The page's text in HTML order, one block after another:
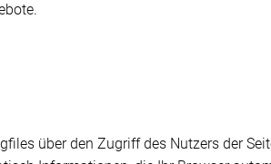
über den Zugriff des Nutzers der